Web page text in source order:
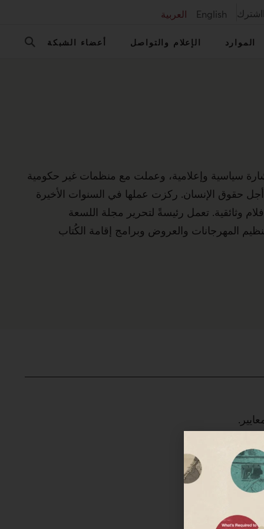
اشترك English العربية
الموارد الإعلام والتواصل أعضاء الشبكة
سياسية وإعلامية، وعملت مع منظمات غير حكومية
حقوق الإنسان. ركزت عملها في السنوات الأخيرة
وثائقية. تعمل رئيسةً لتحرير مجلة اللسعة
المهرجانات والعروض وبرامج إقامة الكُتاب